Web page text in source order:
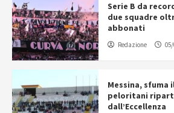
Serie B da
due squadre
abbonati
Redazione
Messina, sfuma
peloritani
dall’Eccellenza